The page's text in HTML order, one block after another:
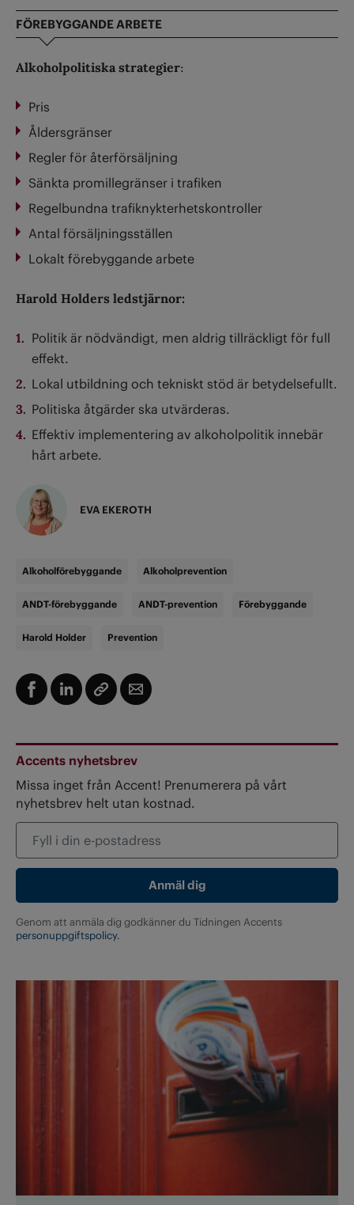
FÖREBYGGANDE ARBETE
Alkoholpolitiska strategier:
Pris
Åldersgränser
Regler för återförsäljning
Sänkta promillegränser i trafiken
Regelbundna trafiknykterhetskontroller
Antal försäljningsställen
Lokalt förebyggande arbete
Harold Holders ledstjärnor:
Politik är nödvändigt, men aldrig tillräckligt för full
effekt.
Lokal utbildning och tekniskt stöd är betydelsefullt.
Politiska åtgärder ska utvärderas.
Effektiv implementering av alkoholpolitik innebär
hårt arbete.
EVA EKEROTH
Alkoholförebyggande Alkoholprevention
ANDT-förebyggande ANDT-prevention Förebyggande
Harold Holder Prevention
Accents nyhetsbrev
Missa inget från Accent! Prenumerera på vårt
nyhetsbrev helt utan kostnad.
Genom att anmäla dig godkänner du Tidningen Accents
personuppgiftspolicy.